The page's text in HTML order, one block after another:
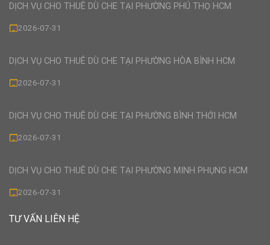
DỊCH VỤ CHO THUÊ DÙ CHE TẠI PHƯỜNG PHÚ THỌ HCM
2026-07-31
DỊCH VỤ CHO THUÊ DÙ CHE TẠI PHƯỜNG HÒA BÌNH HCM
2026-07-31
DỊCH VỤ CHO THUÊ DÙ CHE TẠI PHƯỜNG BÌNH THỚI HCM
2026-07-31
DỊCH VỤ CHO THUÊ DÙ CHE TẠI PHƯỜNG MINH PHỤNG HCM
2026-07-31
TƯ VẤN LIÊN HỆ